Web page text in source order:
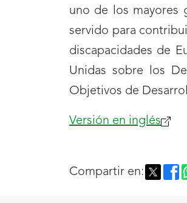
uno de los mayores
servido para
discapacidades de
Unidas sobre los
Objetivos de
Versión en inglés
Compartir en: